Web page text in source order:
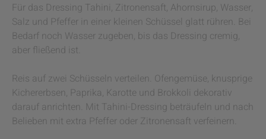
Für das Dressing Tahini, Zitronensaft, Ahornsirup, Wasser,
Salz und Pfeffer in einer kleinen Schüssel glatt rühren. Bei
Bedarf noch Wasser zugeben, bis das Dressing cremig,
aber fließend ist.
Reis auf zwei Schüsseln verteilen. Ofengemüse, knusprige
Kichererbsen, Paprika, Karotte und Brokkoli dekorativ
darauf anrichten. Mit Tahini-Dressing beträufeln und nach
Belieben mit extra Pfeffer oder Zitronensaft verfeinern.